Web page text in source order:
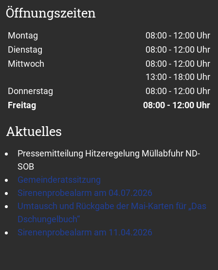
Öffnungszeiten
Wochentage / Monate
Öffnungszeiten / Hinweise
Montag
08:00 - 12:00 Uhr
Dienstag
08:00 - 12:00 Uhr
Mittwoch
08:00 - 12:00 Uhr
13:00 - 18:00 Uhr
Donnerstag
08:00 - 12:00 Uhr
Freitag
08:00 - 12:00 Uhr
Aktuelles
Pressemitteilung Hitzeregelung Müllabfuhr ND-
SOB
Gemeinderatssitzung
Sirenenprobealarm am 04.07.2026
Umtausch und Rückgabe der Mai-Karten für „Das
Dschungelbuch“
Sirenenprobealarm am 11.04.2026